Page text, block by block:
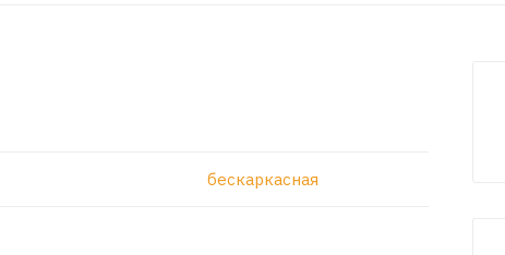
бескаркасная